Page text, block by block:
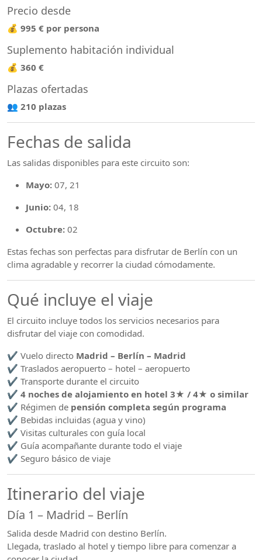
Precio desde
💰 995 € por persona
Suplemento habitación individual
💰 360 €
Plazas ofertadas
👥 210 plazas
Fechas de salida
Las salidas disponibles para este circuito son:
Mayo: 07, 21
Junio: 04, 18
Octubre: 02
Estas fechas son perfectas para disfrutar de Berlín con un
clima agradable y recorrer la ciudad cómodamente.
Qué incluye el viaje
El circuito incluye todos los servicios necesarios para
disfrutar del viaje con comodidad.
✔ Vuelo directo Madrid – Berlín – Madrid
✔ Traslados aeropuerto – hotel – aeropuerto
✔ Transporte durante el circuito
✔ 4 noches de alojamiento en hotel 3★ / 4★ o similar
✔ Régimen de pensión completa según programa
✔ Bebidas incluidas (agua y vino)
✔ Visitas culturales con guía local
✔ Guía acompañante durante todo el viaje
✔ Seguro básico de viaje
Itinerario del viaje
Día 1 – Madrid – Berlín
Salida desde Madrid con destino Berlín.
Llegada, traslado al hotel y tiempo libre para comenzar a